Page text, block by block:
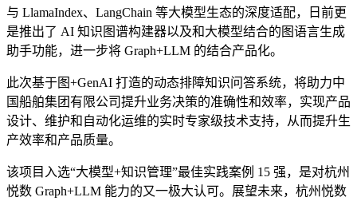
与 LlamaIndex、LangChain 等大模型生态的深度适配，日前更
是推出了 AI 知识图谱构建器以及和大模型结合的图语言生成
助手功能，进一步将 Graph+LLM 的结合产品化。
此次基于图+GenAI 打造的动态排障知识问答系统，将助力中
国船舶集团有限公司提升业务决策的准确性和效率，实现产品
设计、维护和自动化运维的实时专家级技术支持，从而提升生
产效率和产品质量。
该项目入选“大模型+知识管理”最佳实践案例 15 强，是对杭州
悦数 Graph+LLM 能力的又一极大认可。展望未来，杭州悦数